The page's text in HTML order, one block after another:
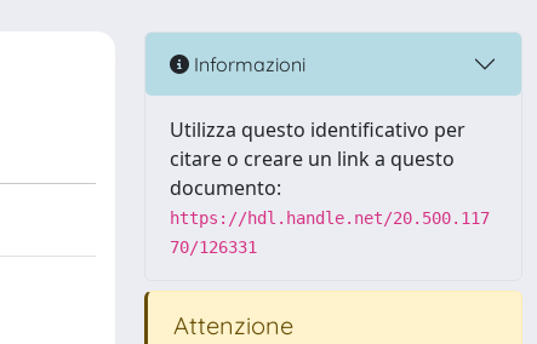
Informazioni
Utilizza questo identificativo per
citare o creare un link a questo
documento:
https://hdl.handle.net/20.500.117
70/126331
Attenzione